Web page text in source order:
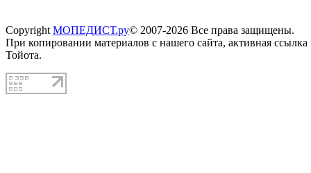
Copyright МОПЕДИСТ.ру© 2007-2026 Все права защищены.
При копировании материалов с нашего сайта, активная
Тойота.